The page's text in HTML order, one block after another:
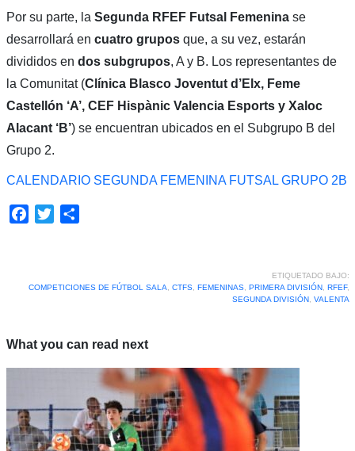
Por su parte, la Segunda RFEF Futsal Femeninase
desarrollará en cuatro gruposque, a su vez, estarán
divididos en dos subgrupos, A y B. Los representantes de
la Comunitat (Clínica Blasco Joventut d’Elx, Feme
Castellón ‘A’, CEF Hispànic Valencia Esports y Xaloc
Alacant ‘B’) se encuentran ubicados en el Subgrupo B del
Grupo 2.
CALENDARIO SEGUNDA FEMENINA FUTSAL GRUPO 2B
Facebook
Twitter
ETIQUETADO BAJO:
COMPETICIONES DE FÚTBOL SALA, CTFS, FEMENINAS, PRIMERA DIVISIÓN, RFEF,
SEGUNDA DIVISIÓN, VALENTA
What you can read next